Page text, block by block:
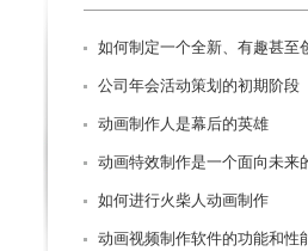
如何制定一个全新、有趣甚至
公司年会活动策划的初期阶段
动画制作人是幕后的英雄
动画特效制作是一个面向未来
如何进行火柴人动画制作
动画视频制作软件的功能和性